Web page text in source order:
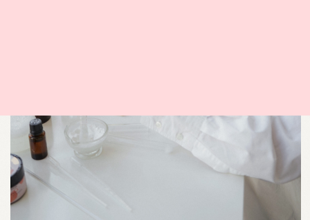
были обретены утюжки, плойки и фен
с брашингами разных объёмов, но не
была обретена свобода. Я впала в
прямую зависимость от погодных
условия, под дождем укладка
начинала сначала пушиться, а потом
виться, от графика парикмахера для
укладок на выход. Все выходы и
свидания согласовывались с
графиком и бюджетом. В те годы я